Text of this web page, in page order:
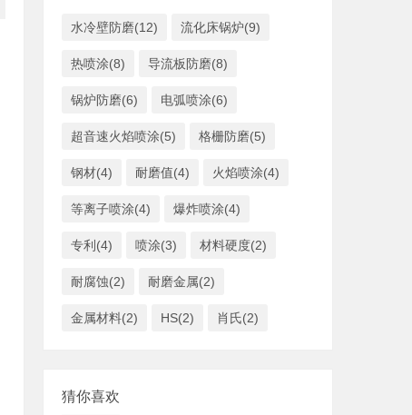
水冷壁防磨(12) 流化床锅炉(9)
热喷涂(8) 导流板防磨(8)
锅炉防磨(6) 电弧喷涂(6)
超音速火焰喷涂(5) 格栅防磨(5)
钢材(4) 耐磨值(4) 火焰喷涂(4)
等离子喷涂(4) 爆炸喷涂(4)
专利(4) 喷涂(3) 材料硬度(2)
耐腐蚀(2) 耐磨金属(2)
金属材料(2) HS(2) 肖氏(2)
猜你喜欢